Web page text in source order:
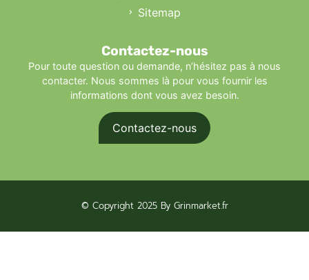
Sitemap
Contactez-nous
Pour toute question ou demande, n’hésitez pas à nous
contacter. Nous sommes là pour vous fournir les
informations dont vous avez besoin.
Contactez-nous
© Copyright 2025 By Grinmarket.fr